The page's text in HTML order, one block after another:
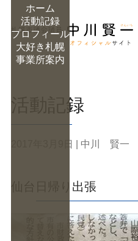
ホーム
活動記録
プロフィール
大好き札幌
事業所案内
活動記録
2017年3月9日 | 中川 賢一
仙台日帰り出張